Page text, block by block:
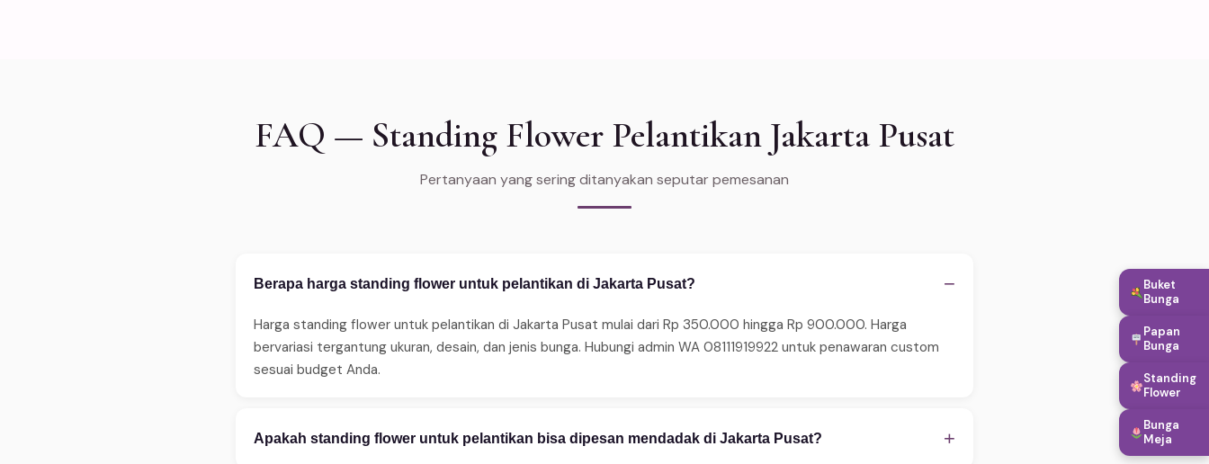
FAQ — Standing Flower Pelantikan Jakarta Pusat
Pertanyaan yang sering ditanyakan seputar pemesanan
Berapa harga standing flower untuk pelantikan di Jakarta Pusat? −
Harga standing flower untuk pelantikan di Jakarta Pusat mulai dari Rp 350.000 hingga Rp 900.000. Harga
bervariasi tergantung ukuran, desain, dan jenis bunga. Hubungi admin WA 08111919922 untuk penawaran custom
sesuai budget Anda.
Apakah standing flower untuk pelantikan bisa dipesan mendadak di Jakarta Pusat? +
Buket
Bunga
Papan
Bunga
Standing
Flower
Bunga
Meja